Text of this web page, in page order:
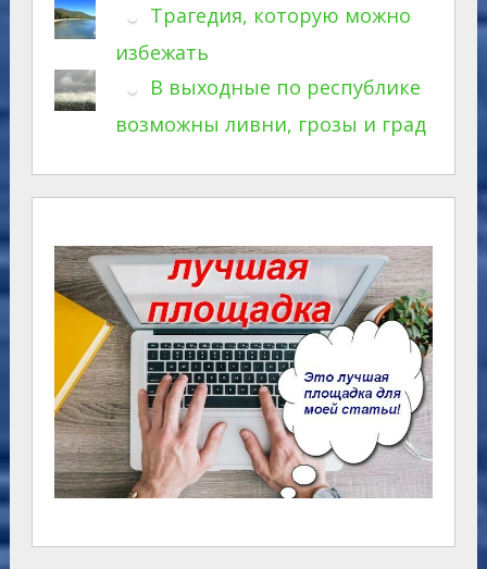
Трагедия, которую можно
избежать
В выходные по республике
возможны ливни, грозы и град